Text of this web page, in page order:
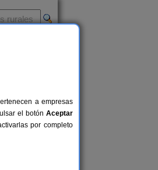
a empresas
el botón Aceptar
por completo